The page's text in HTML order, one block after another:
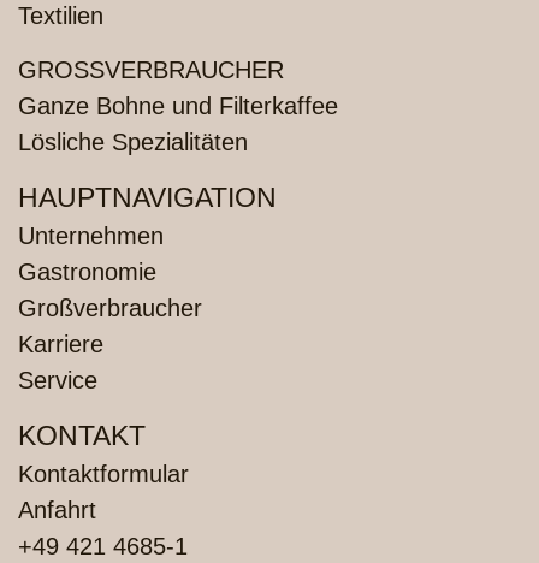
Textilien
GROSSVERBRAUCHER
Ganze Bohne und Filterkaffee
Lösliche Spezialitäten
HAUPTNAVIGATION
Unternehmen
Gastronomie
Großverbraucher
Karriere
Service
KONTAKT
Kontaktformular
Anfahrt
+49 421 4685-1